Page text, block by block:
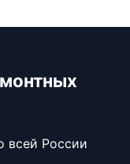
всей России